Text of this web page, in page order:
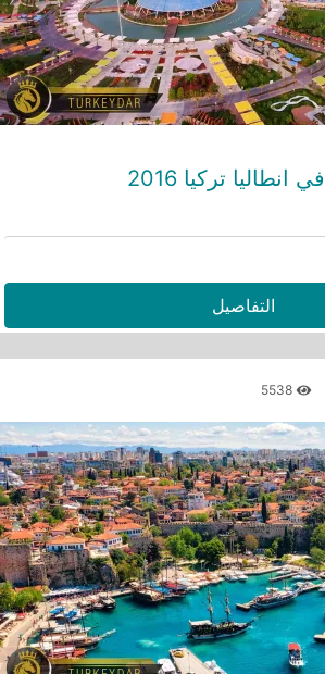
تركيا 2016
التفاصيل